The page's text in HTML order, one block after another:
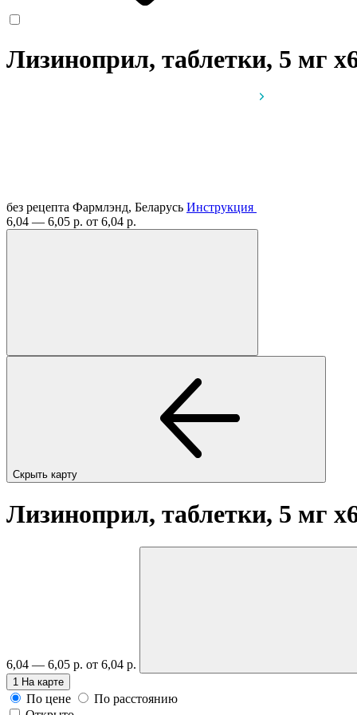
Лизиноприл, таблетки, 5 мг
без рецепта Фармлэнд, Беларусь Инструкция
6,04 — 6,05 р. от 6,04 р.
Скрыть карту
Лизиноприл, таблетки, 5 мг
6,04 — 6,05 р. от 6,04 р.
1 На карте
По цене
По расстоянию